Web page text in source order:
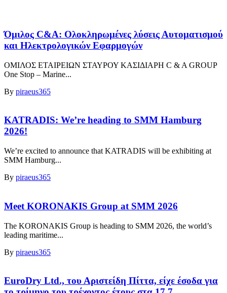
Όμιλος C&A: Ολοκληρωμένες λύσεις Αυτοματισμού
και Ηλεκτρολογικών Εφαρμογών
ΟΜΙΛΟΣ ΕΤΑΙΡΕΙΩΝ ΣΤΑΥΡΟΥ ΚΑΣΙΔΙΑΡΗ C & A GROUP
One Stop – Marine...
By piraeus365
KATRADIS: We’re heading to SMM Hamburg
2026!
We’re excited to announce that KATRADIS will be exhibiting at
SMM Hamburg...
By piraeus365
Meet KORONAKIS Group at SMM 2026
The KORONAKIS Group is heading to SMM 2026, the world’s
leading maritime...
By piraeus365
EuroDry Ltd., του Αριστείδη Πίττα, είχε έσοδα για